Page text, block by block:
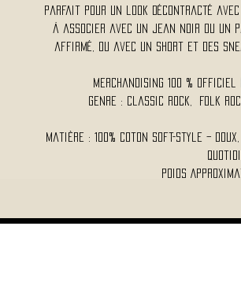
Parfait pour un look décontracté
À associer avec un jean noir ou un
affirmé, ou avec un short et des
Merchandising 100 % Officiel
Genre : Classic Rock, Folk
Matière : 100% coton Soft-Style –
Poids